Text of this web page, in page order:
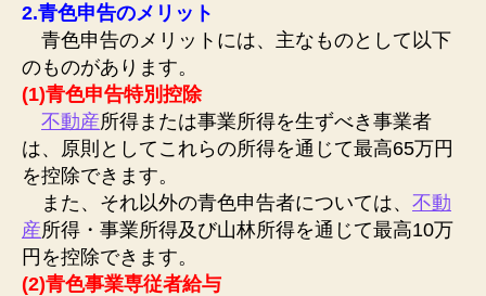
2.青色申告のメリット
青色申告のメリットには、主なものとして以下
のものがあります。
(1)青色申告特別控除
不動産所得または事業所得を生ずべき事業者
は、原則としてこれらの所得を通じて最高65万円
を控除できます。
また、それ以外の青色申告者については、 不動
産所得・事業所得及び山林所得を通じて最高10万
円を控除できます。
(2)青色事業専従者給与